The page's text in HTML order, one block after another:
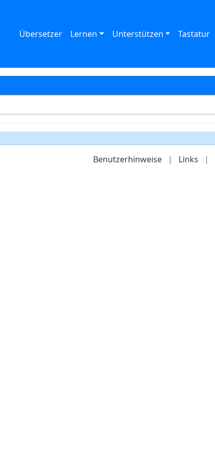
Übersetzer Lernen Unterstützen Tastatur
Benutzerhinweise | Links |